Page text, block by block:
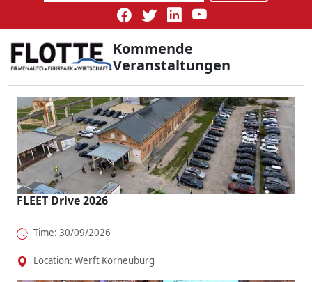
Kommende
Veranstaltungen
FLEET Drive 2026
Time: 30/09/2026
Location: Werft Korneuburg